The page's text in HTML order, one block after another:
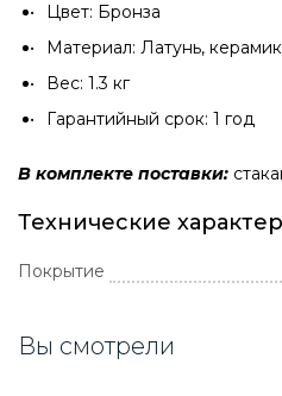
Цвет: Бронза
Материал: Латунь,
Вес: 1.3 кг
Гарантийный срок: 1 год
В комплекте поставки:
Технические
Покрытие
Вы смотрели